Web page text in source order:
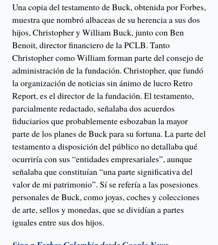
Una copia del testamento de Buck, obtenida por Forbes,
muestra que nombró albaceas de su herencia a sus dos
hijos, Christopher y William Buck, junto con Ben
Benoit, director financiero de la PCLB. Tanto
Christopher como William forman parte del consejo de
administración de la fundación. Christopher, que fundó
la organización de noticias sin ánimo de lucro Retro
Report, es el director de la fundación. El testamento,
parcialmente redactado, señalaba dos acuerdos
fiduciarios que probablemente esbozaban la mayor
parte de los planes de Buck para su fortuna. La parte del
testamento a disposición del público no detallaba qué
ocurriría con sus “entidades empresariales”, aunque
señalaba que constituían “una parte significativa del
valor de mi patrimonio”. Sí se refería a las posesiones
personales de Buck, como joyas, coches y colecciones
de arte, sellos y monedas, que se dividían a partes
iguales entre sus dos hijos.